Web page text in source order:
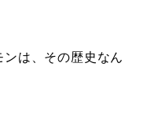
ンは、その歴史なん